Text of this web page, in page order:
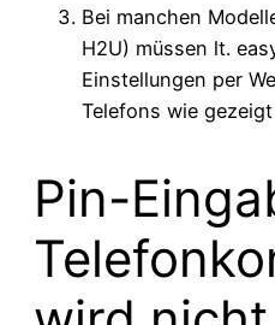
Bei manchen
H2U) müssen lt.
Einstellungen per
Telefons wie
Pin-